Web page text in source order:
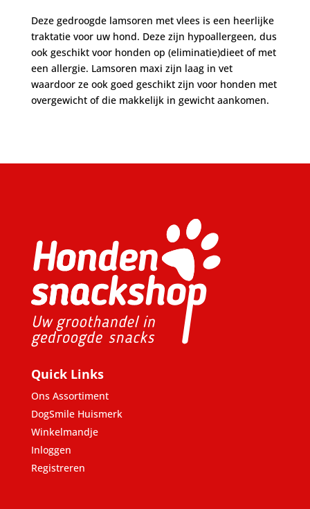
Deze gedroogde lamsoren met vlees is een heerlijke
traktatie voor uw hond. Deze zijn hypoallergeen, dus
ook geschikt voor honden op (eliminatie)dieet of met
een allergie. Lamsoren maxi zijn laag in vet
waardoor ze ook goed geschikt zijn voor honden met
overgewicht of die makkelijk in gewicht aankomen.
Quick Links
Ons Assortiment
DogSmile Huismerk
Winkelmandje
Inloggen
Registreren